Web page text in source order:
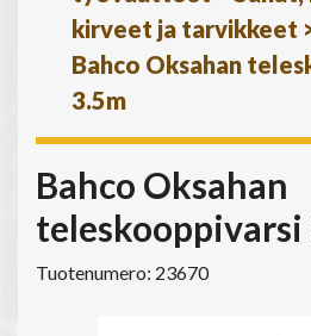
kirveet ja tarvikkeet
Bahco Oksahan
3.5m
Bahco Oksahan
teleskooppivarsi
Tuotenumero: 23670